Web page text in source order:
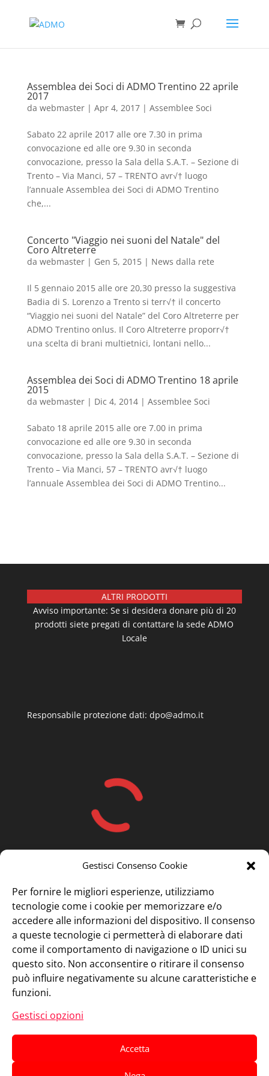
Gestisci Consenso Cookie
Per fornire le migliori esperienze, utilizziamo
tecnologie come i cookie per memorizzare e/o
accedere alle informazioni del dispositivo. Il consenso
a queste tecnologie ci permetterà di elaborare dati
come il comportamento di navigazione o ID unici su
questo sito. Non acconsentire o ritirare il consenso
può influire negativamente su alcune caratteristiche e
funzioni.
Gestisci opzioni
Accetta
Assemblea dei Soci di ADMO Trentino 22 aprile
2017
da webmaster| Apr 4, 2017| Assemblee Soci
Sabato 22 aprile 2017 alle ore 7.30 in prima
convocazione ed alle ore 9.30 in seconda
convocazione, presso la Sala della S.A.T. – Sezione di
Trento – Via Manci, 57 – TRENTO avr√† luogo
l’annuale Assemblea dei Soci di ADMO Trentino
che,...
Concerto "Viaggio nei suoni del Natale" del
Coro Altreterre
da webmaster| Gen 5, 2015| News dalla rete
Il 5 gennaio 2015 alle ore 20,30 presso la suggestiva
Badia di S. Lorenzo a Trento si terr√† il concerto
“Viaggio nei suoni del Natale” del Coro Altreterre per
ADMO Trentino onlus. Il Coro Altreterre proporr√†
una scelta di brani multietnici, lontani nello...
Assemblea dei Soci di ADMO Trentino 18 aprile
2015
da webmaster| Dic 4, 2014| Assemblee Soci
Sabato 18 aprile 2015 alle ore 7.00 in prima
convocazione ed alle ore 9.30 in seconda
convocazione, presso la Sala della S.A.T. – Sezione di
Trento – Via Manci, 57 – TRENTO avr√† luogo
l’annuale Assemblea dei Soci di ADMO Trentino...
ALTRI PRODOTTI
Avviso importante: Se si desidera donare più di 20
prodotti siete pregati di contattare la sede ADMO
Locale
Responsabile protezione dati: dpo@admo.it